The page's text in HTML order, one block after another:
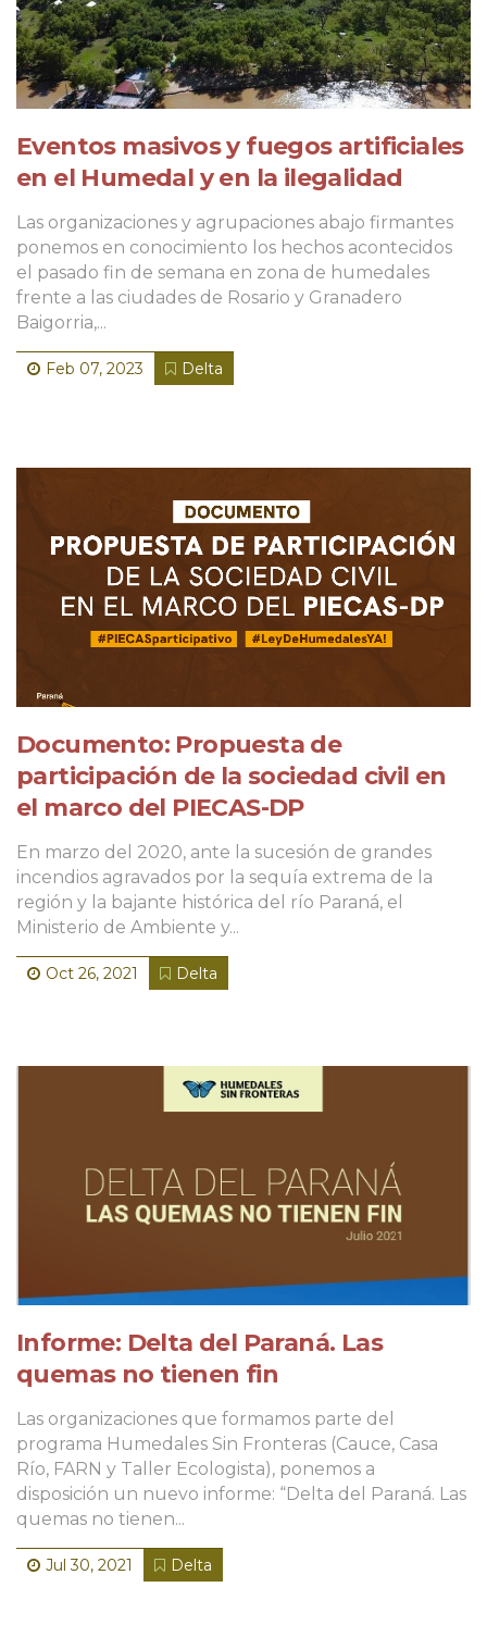
Eventos masivos y fuegos artificiales
en el Humedal y en la ilegalidad
Las organizaciones y agrupaciones abajo firmantes
ponemos en conocimiento los hechos acontecidos
el pasado fin de semana en zona de humedales
frente a las ciudades de Rosario y Granadero
Baigorria,...
Feb 07, 2023 Delta
Documento: Propuesta de
participación de la sociedad civil en
el marco del PIECAS-DP
En marzo del 2020, ante la sucesión de grandes
incendios agravados por la sequía extrema de la
región y la bajante histórica del río Paraná, el
Ministerio de Ambiente y...
Oct 26, 2021 Delta
Informe: Delta del Paraná. Las
quemas no tienen fin
Las organizaciones que formamos parte del
programa Humedales Sin Fronteras (Cauce, Casa
Río, FARN y Taller Ecologista), ponemos a
disposición un nuevo informe: “Delta del Paraná. Las
quemas no tienen...
Jul 30, 2021 Delta